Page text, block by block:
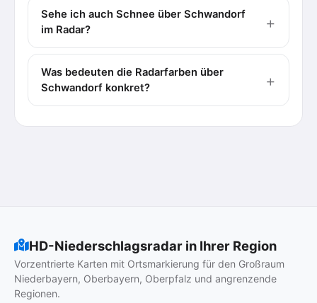
Sehe ich auch Schnee über Schwandorf
im Radar?
Was bedeuten die Radarfarben über
Schwandorf konkret?
HD-Niederschlagsradar in Ihrer Region
Vorzentrierte Karten mit Ortsmarkierung für den Großraum
Niederbayern, Oberbayern, Oberpfalz und angrenzende
Regionen.